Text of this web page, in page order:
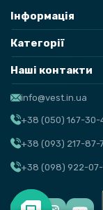
Інформація
Категорії
Наші контакти
info@vest.in.ua
+38 (050) 167-30-
+38 (093) 217-87-
+38 (098) 922-